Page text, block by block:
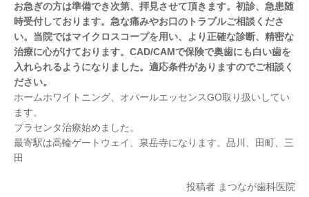
お急ぎの方は準備でき次第、拝見させて頂きます。初診、急患随
時受付しております。急な痛みやお口のトラブルご相談くださ
い。当院ではマイクロスコープを用い、より正確な診断、精密な
治療に心がけております。CAD/CAMで保険で奥歯にも白い歯を
入れられるようになりました。適応条件がありますのでご相談く
ださい。
ホームホワイトニング、オパールエッセンスGO取り扱いしてい
ます。
プラセンタ治療始めました。
最寄駅は高輪ゲートウェイ、泉岳寺になります。品川、田町、三
田
投稿者 まつなが歯科医院